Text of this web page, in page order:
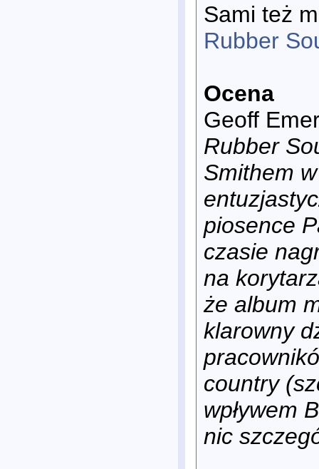
Sami też
Rubber
Ocena
Geoff
Rubber
Smithem
piosence
czasie
na
że album
klarowny
country
wpływem
nic